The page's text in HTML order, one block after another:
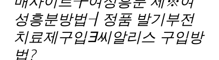
성흥분방법┨정품 발기부전
치료제구입∃씨알리스 구입방
법?